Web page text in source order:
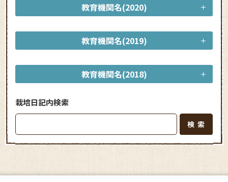
教育機関名(2020)
教育機関名(2019)
教育機関名(2018)
栽培日記内検索